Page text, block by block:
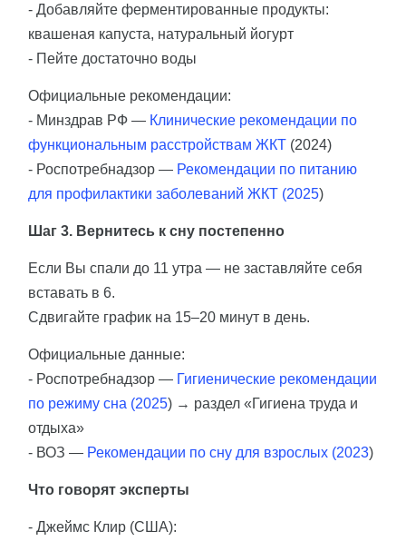
- Добавляйте ферментированные продукты:
квашеная капуста, натуральный йогурт
- Пейте достаточно воды
Официальные рекомендации:
- Минздрав РФ — Клинические рекомендации по
функциональным расстройствам ЖКТ (2024)
- Роспотребнадзор — Рекомендации по питанию
для профилактики заболеваний ЖКТ (2025)
Шаг 3. Вернитесь к сну постепенно
Если Вы спали до 11 утра — не заставляйте себя
вставать в 6.
Сдвигайте график на 15–20 минут в день.
Официальные данные:
- Роспотребнадзор — Гигиенические рекомендации
по режиму сна (2025) → раздел «Гигиена труда и
отдыха»
- ВОЗ — Рекомендации по сну для взрослых (2023)
Что говорят эксперты
- Джеймс Клир (США):